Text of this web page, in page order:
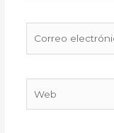
electrónico*